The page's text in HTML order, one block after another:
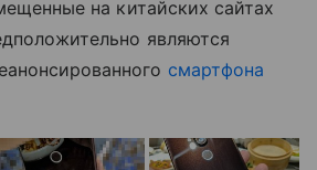
на китайских сайтах
являются
смартфона